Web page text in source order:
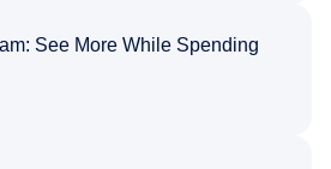
See More While Spending